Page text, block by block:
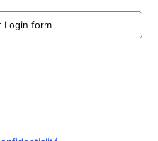
Login form